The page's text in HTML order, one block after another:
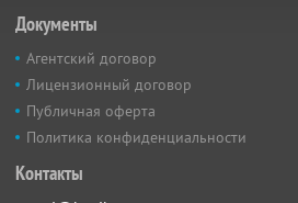
Документы
Агентский договор
Лицензионный договор
Публичная оферта
Политика конфиденциальности
Контакты